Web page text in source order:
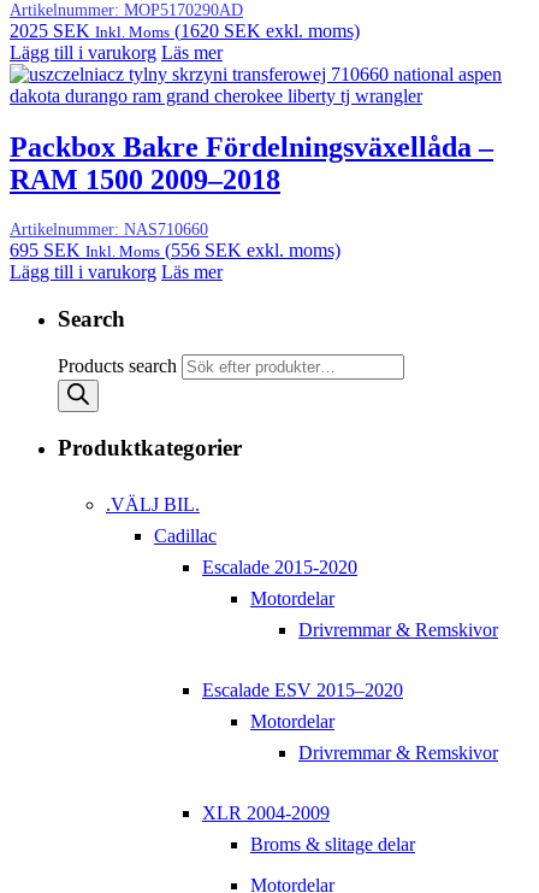
Artikelnummer: MOP5170290AD
2025 SEK Inkl. Moms (1620 SEK exkl. moms)
Lägg till i varukorg Läs mer
Packbox Bakre Fördelningsväxellåda –
RAM 1500 2009–2018
Artikelnummer: NAS710660
695 SEK Inkl. Moms (556 SEK exkl. moms)
Lägg till i varukorg Läs mer
Search
Products search
Produktkategorier
.VÄLJ BIL.
Cadillac
Escalade 2015-2020
Motordelar
Drivremmar & Remskivor
Escalade ESV 2015–2020
Motordelar
Drivremmar & Remskivor
XLR 2004-2009
Broms & slitage delar
Motordelar